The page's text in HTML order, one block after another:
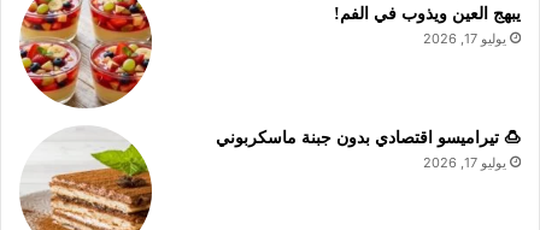
يبهج العين ويذوب في الفم!
يوليو 17, 2026
🍮 تيراميسو اقتصادي بدون جبنة ماسكربوني
يوليو 17, 2026